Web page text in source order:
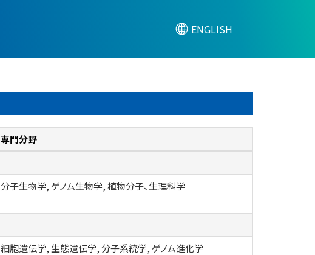
ENGLISH
専門分野
分子生物学, ゲノム生物学, 植物分子、生理科学
細胞遺伝学, 生態遺伝学, 分子系統学, ゲノム進化学